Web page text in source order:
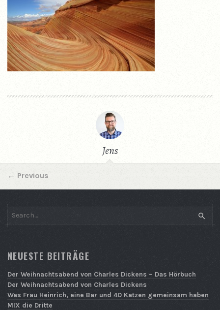
Jens
← Previous
NEUESTE BEITRÄGE
Der Weihnachtsabend von Charles Dickens – Das Hörbuch
Der Weihnachtsabend von Charles Dickens
Was Frau Heinrich, eine Bar und 40 Katzen gemeinsam haben
MIX die Dritte